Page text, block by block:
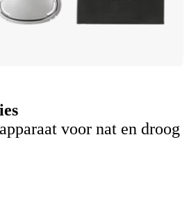
voor nat en droog